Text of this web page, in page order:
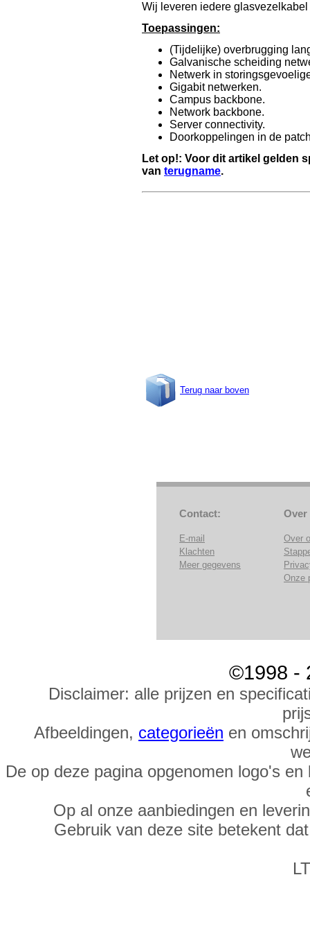
Wij leveren iedere
Toepassingen:
(Tijdelijke) overbrugging
Galvanische scheiding
Netwerk in
Gigabit netwerken.
Campus backbone.
Network backbone.
Server connectivity.
Doorkoppelingen in de
Let op!: Voor dit artikel gelden
van terugname.
Terug naar boven
Contact:
E-mail
Klachten
Meer gegevens
Over
Over
Onze
©1998 -
Disclaimer: alle prijzen en
Afbeeldingen, categorieën en
De op deze pagina opgenomen logo's
Op al onze aanbiedingen en
Gebruik van deze site betekent